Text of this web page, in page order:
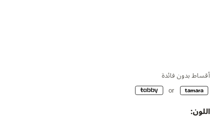
أقساط بدون فائدة
اللون: